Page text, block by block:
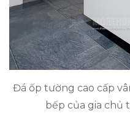
Đá ốp tường cao cấp
bếp của gia chủ